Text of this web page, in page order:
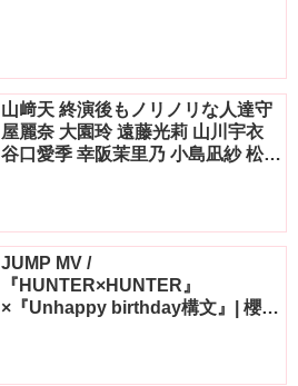
山﨑天 終演後もノリノリな人達守
屋麗奈 大園玲 遠藤光莉 山川宇衣
谷口愛季 幸阪茉里乃 小島凪紗 松本
JUMP MV /
『HUNTER×HUNTER』
×『Unhappy birthday構文』| 櫻坂